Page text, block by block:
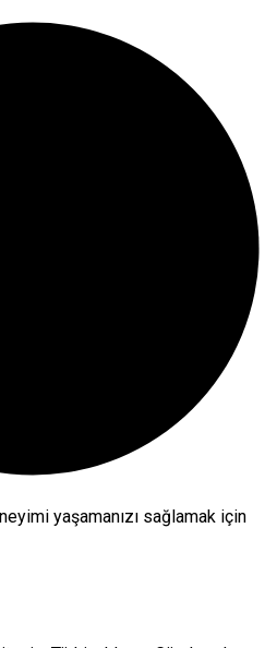
yaşamanızı sağlamak için